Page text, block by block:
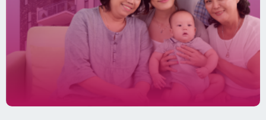
О компании
мы в социальных сетях: